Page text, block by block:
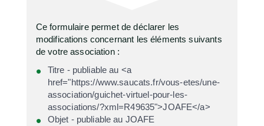
Ce formulaire permet de déclarer les
modifications concernant les éléments suivants
de votre association :
Titre - publiable au <a
href="https://www.saucats.fr/vous-etes/une-
association/guichet-virtuel-pour-les-
associations/?xml=R49635">JOAFE</a>
Objet - publiable au JOAFE